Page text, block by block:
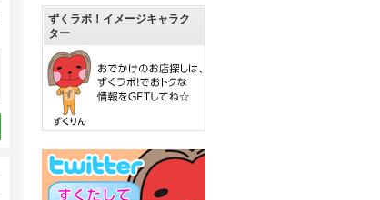
ずくラボ！イメージキャラク
ター